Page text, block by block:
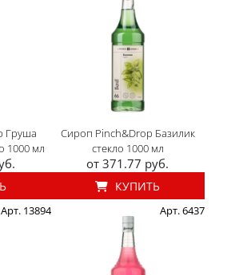
Груша
1000 мл
Сироп Pinch&Drop Базилик
стекло 1000 мл
от 371.77 руб.
КУПИТЬ
Арт. 13894 Арт. 6437